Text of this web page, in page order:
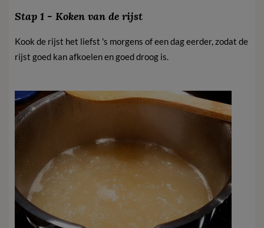
Stap 1 - Koken van de rijst
Kook de rijst het liefst 's morgens of een dag eerder, zodat de
rijst goed kan afkoelen en goed droog is.